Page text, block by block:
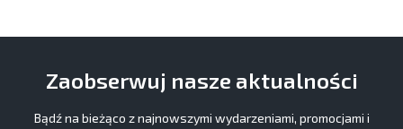
Zaobserwuj nasze aktualności
Bądź na bieżąco z najnowszymi wydarzeniami, promocjami i